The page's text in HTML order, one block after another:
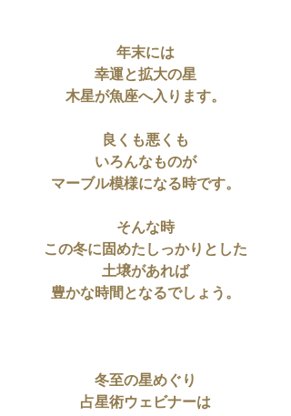
年末には
幸運と拡大の星
木星が魚座へ入ります。
良くも悪くも
いろんなものが
マーブル模様になる時です。
そんな時
この冬に固めたしっかりとした
土壌があれば
豊かな時間となるでしょう。
冬至の星めぐり
占星術ウェビナーは